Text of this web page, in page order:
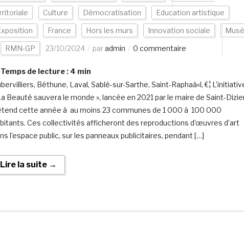
Culture Démocratisation Education artistique
France Hors les murs Innovation sociale
RMN-GP 23/10/2024 paradmin 0 commentaire
de lecture : 4 min
Béthune, Laval, Sablé-sur-Sarthe, Saint-Raphaà«l, €¦
Beauté sauvera le monde », lancée en 2021 par le maire de Saint-
cette année à au moins 23 communes de 1 000 à 100 000
Ces collectivités afficheront des reproductions d’œuvres d’art
l’espace public, sur les panneaux publicitaires, pendant […]
Lire la suite →